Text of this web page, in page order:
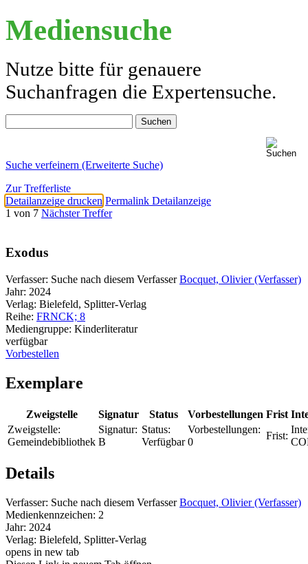
Mediensuche
Nutze bitte für genauere
Suchanfragen die Expertensuche.
Suche verfeinern (Erweiterte Suche)
Zur Trefferliste
Detailanzeige drucken Permalink Detailanzeige
1 von 7 Nächster Treffer
Exodus
Verfasser: Suche nach diesem Verfasser Bocquet, Olivier (Verfasser)
Jahr: 2024
Verlag: Bielefeld, Splitter-Verlag
Reihe: FRNCK; 8
Mediengruppe: Kinderliteratur
verfügbar
Vorbestellen
Exemplare
Zweigstelle Signatur Status Vorbestellungen Frist
Zweigstelle:
Gemeindebibliothek
Signatur:
B
Status:
Verfügbar
Vorbestellungen:
0
Frist:
Details
Verfasser: Suche nach diesem Verfasser Bocquet, Olivier (Verfasser)
Medienkennzeichen: 2
Jahr: 2024
Verlag: Bielefeld, Splitter-Verlag
opens in new tab